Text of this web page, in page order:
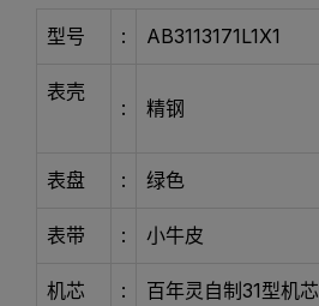
型号 : AB3113171L1X1
表壳
: 精钢
表盘 : 绿色
表带 : 小牛皮
机芯 : 百年灵自制31型机芯